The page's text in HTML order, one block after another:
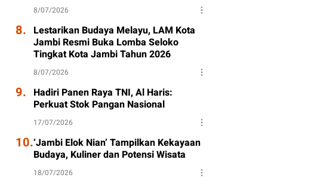
8/07/2026
8. Lestarikan Budaya Melayu, LAM Kota
Jambi Resmi Buka Lomba Seloko
Tingkat Kota Jambi Tahun 2026
8/07/2026
9. Hadiri Panen Raya TNI, Al Haris:
Perkuat Stok Pangan Nasional
17/07/2026
10.‘Jambi Elok Nian’ Tampilkan Kekayaan
Budaya, Kuliner dan Potensi Wisata
18/07/2026